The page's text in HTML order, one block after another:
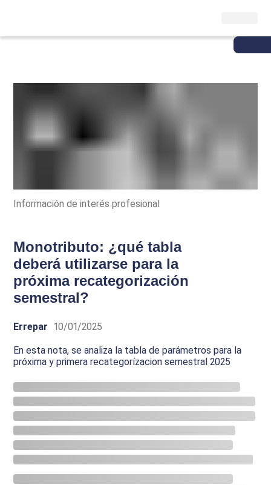
Información de interés profesional
Monotributo: ¿qué tabla
deberá utilizarse para la
próxima recategorización
semestral?
Errepar 10/01/2025
En esta nota, se analiza la tabla de parámetros para la
próxima y primera recategorízacion semestral 2025